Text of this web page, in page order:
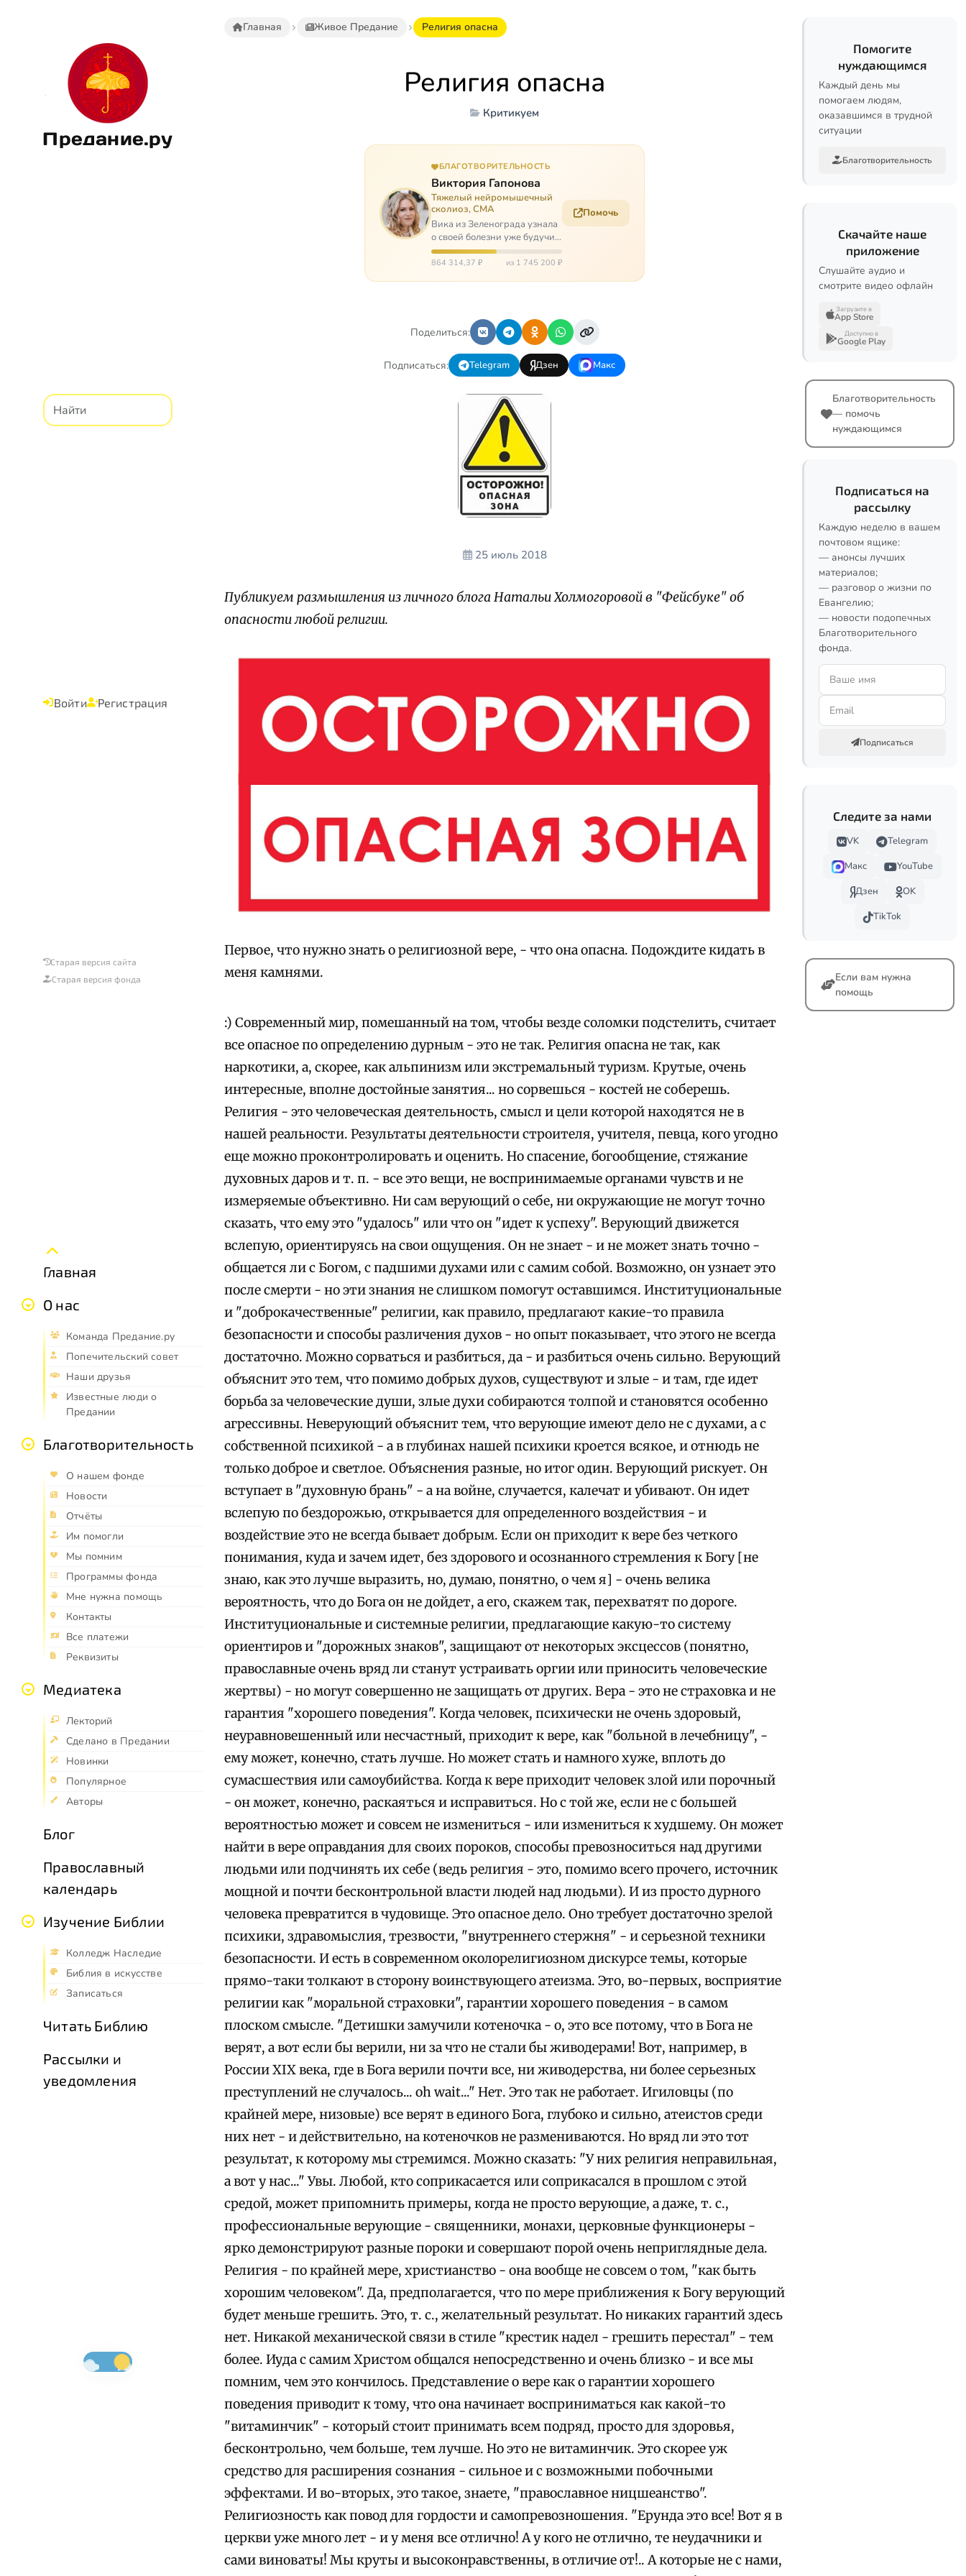
Предание.ру
Войти Регистрация
Старая версия сайта
Старая версия фонда
Главная
О нас
Команда Предание.ру
Попечительский совет
Наши друзья
Известные люди о
Предании
Благотворительность
О нашем фонде
Новости
Отчёты
Им помогли
Мы помним
Программы фонда
Мне нужна помощь
Контакты
Все платежи
Реквизиты
Медиатека
Лекторий
Сделано в Предании
Новинки
Популярное
Авторы
Блог
Православный
календарь
Изучение Библии
Колледж Наследие
Библия в искусстве
Записаться
Читать Библию
Рассылки и
уведомления
Главная Живое Предание Религия опасна
Религия опасна
Критикуем
БЛАГОТВОРИТЕЛЬНОСТЬ
Виктория Гапонова
Тяжелый нейромышечный
сколиоз, СМА
Вика из Зеленограда узнала
о своей болезни уже будучи в
сознательном возрасте. Ей
пришлось привыкать к
864 314,37 ₽ из 1 745 200 ₽
Помочь
Поделиться:
Подписаться: Telegram Дзен Макс
25 июль 2018
Публикуем размышления из личного блога Натальи Холмогоровой в "Фейсбуке" об
опасности любой религии.
Первое, что нужно знать о религиозной вере, - что она опасна. Подождите кидать в
меня камнями.
:) Современный мир, помешанный на том, чтобы везде соломки подстелить, считает
все опасное по определению дурным - это не так. Религия опасна не так, как
наркотики, а, скорее, как альпинизм или экстремальный туризм. Крутые, очень
интересные, вполне достойные занятия... но сорвешься - костей не соберешь.
Религия - это человеческая деятельность, смысл и цели которой находятся не в
нашей реальности. Результаты деятельности строителя, учителя, певца, кого угодно
еще можно проконтролировать и оценить. Но спасение, богообщение, стяжание
духовных даров и т. п. - все это вещи, не воспринимаемые органами чувств и не
измеряемые объективно. Ни сам верующий о себе, ни окружающие не могут точно
сказать, что ему это "удалось" или что он "идет к успеху". Верующий движется
вслепую, ориентируясь на свои ощущения. Он не знает - и не может знать точно -
общается ли с Богом, с падшими духами или с самим собой. Возможно, он узнает это
после смерти - но эти знания не слишком помогут оставшимся. Институциональные
и "доброкачественные" религии, как правило, предлагают какие-то правила
безопасности и способы различения духов - но опыт показывает, что этого не всегда
достаточно. Можно сорваться и разбиться, да - и разбиться очень сильно. Верующий
объяснит это тем, что помимо добрых духов, существуют и злые - и там, где идет
борьба за человеческие души, злые духи собираются толпой и становятся особенно
агрессивны. Неверующий объяснит тем, что верующие имеют дело не с духами, а с
собственной психикой - а в глубинах нашей психики кроется всякое, и отнюдь не
только доброе и светлое. Объяснения разные, но итог один. Верующий рискует. Он
вступает в "духовную брань" - а на войне, случается, калечат и убивают. Он идет
вслепую по бездорожью, открывается для определенного воздействия - и
воздействие это не всегда бывает добрым. Если он приходит к вере без четкого
понимания, куда и зачем идет, без здорового и осознанного стремления к Богу [не
знаю, как это лучше выразить, но, думаю, понятно, о чем я] - очень велика
вероятность, что до Бога он не дойдет, а его, скажем так, перехватят по дороге.
Институциональные и системные религии, предлагающие какую-то систему
ориентиров и "дорожных знаков", защищают от некоторых эксцессов (понятно,
православные очень вряд ли станут устраивать оргии или приносить человеческие
жертвы) - но могут совершенно не защищать от других. Вера - это не страховка и не
гарантия "хорошего поведения". Когда человек, психически не очень здоровый,
неуравновешенный или несчастный, приходит к вере, как "больной в лечебницу", -
ему может, конечно, стать лучше. Но может стать и намного хуже, вплоть до
сумасшествия или самоубийства. Когда к вере приходит человек злой или порочный
- он может, конечно, раскаяться и исправиться. Но с той же, если не с большей
вероятностью может и совсем не измениться - или измениться к худшему. Он может
найти в вере оправдания для своих пороков, способы превозноситься над другими
людьми или подчинять их себе (ведь религия - это, помимо всего прочего, источник
мощной и почти бесконтрольной власти людей над людьми). И из просто дурного
человека превратится в чудовище. Это опасное дело. Оно требует достаточно зрелой
психики, здравомыслия, трезвости, "внутреннего стержня" - и серьезной техники
безопасности. И есть в современном околорелигиозном дискурсе темы, которые
прямо-таки толкают в сторону воинствующего атеизма. Это, во-первых, восприятие
религии как "моральной страховки", гарантии хорошего поведения - в самом
плоском смысле. "Детишки замучили котеночка - о, это все потому, что в Бога не
верят, а вот если бы верили, ни за что не стали бы живодерами! Вот, например, в
России XIX века, где в Бога верили почти все, ни живодерства, ни более серьезных
преступлений не случалось... oh wait..." Нет. Это так не работает. Игиловцы (по
крайней мере, низовые) все верят в единого Бога, глубоко и сильно, атеистов среди
них нет - и действительно, на котеночков не размениваются. Но вряд ли это тот
результат, к которому мы стремимся. Можно сказать: "У них религия неправильная,
а вот у нас..." Увы. Любой, кто соприкасается или соприкасался в прошлом с этой
средой, может припомнить примеры, когда не просто верующие, а даже, т. с.,
профессиональные верующие - священники, монахи, церковные функционеры -
ярко демонстрируют разные пороки и совершают порой очень неприглядные дела.
Религия - по крайней мере, христианство - она вообще не совсем о том, "как быть
хорошим человеком". Да, предполагается, что по мере приближения к Богу верующий
будет меньше грешить. Это, т. с., желательный результат. Но никаких гарантий здесь
нет. Никакой механической связи в стиле "крестик надел - грешить перестал" - тем
более. Иуда с самим Христом общался непосредственно и очень близко - и все мы
помним, чем это кончилось. Представление о вере как о гарантии хорошего
поведения приводит к тому, что она начинает восприниматься как какой-то
"витаминчик" - который стоит принимать всем подряд, просто для здоровья,
бесконтрольно, чем больше, тем лучше. Но это не витаминчик. Это скорее уж
средство для расширения сознания - сильное и с возможными побочными
эффектами. И во-вторых, это такое, знаете, "православное ницшеанство".
Религиозность как повод для гордости и самопревозношения. "Ерунда это все! Вот я в
церкви уже много лет - и у меня все отлично! А у кого не отлично, те неудачники и
сами виноваты! Мы круты и высоконравственны, в отличие от!.. А которые не с нами,
Помогите
нуждающимся
Каждый день мы
помогаем людям,
оказавшимся в трудной
ситуации
Благотворительность
Скачайте наше
приложение
Слушайте аудио и
смотрите видео офлайн
Загрузите в
App Store
Доступно в
Google Play
Благотворительность
— помочь
нуждающимся
Подписаться на
рассылку
Каждую неделю в вашем
почтовом ящике:
— анонсы лучших
материалов;
— разговор о жизни по
Евангелию;
— новости подопечных
Благотворительного
фонда.
Подписаться
Следите за нами
VK
Telegram
Макс
YouTube
Дзен
OK
TikTok
Если вам нужна
помощь